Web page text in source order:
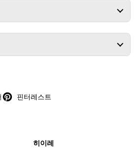
핀터레스트
히이레